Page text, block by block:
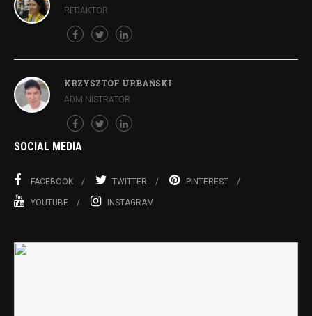
REDAKTOR
KRZYSZTOF URBAŃSKI
ADMINISTRATOR
SOCIAL MEDIA
FACEBOOK TWITTER PINTEREST
YOUTUBE INSTAGRAM